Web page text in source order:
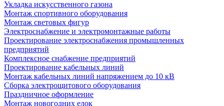
Укладка искусственного газона
Монтаж спортивного оборудования
Монтаж световых фигур
Электроснабжение и электромонтажные работы
Проектирование электроснабжения промышленных
предприятий
Комплексное снабжение предприятий
Проектирование кабельных линий
Монтаж кабельных линий напряжением до 10 кВ
Сборка электрощитового оборудования
Праздничное оформление
Монтаж новогодних елок